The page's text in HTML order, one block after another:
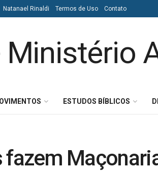
Natanael Rinaldi Termos de Uso Contato
ESTUDOS BÍBLICOS
fazem